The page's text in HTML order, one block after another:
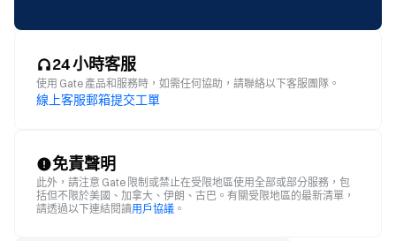
24 小時客服
使用 Gate 產品和服務時，如需任何協助，請聯絡以下客服團隊。
線上客服郵箱提交工單
免責聲明
此外，請注意 Gate 限制或禁止在受限地區使用全部或部分服務，包
括但不限於美國、加拿大、伊朗、古巴。有關受限地區的最新清單，
請透過以下連結閱讀用戶協議 。